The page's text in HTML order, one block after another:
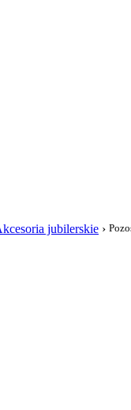
jubilerskie ›